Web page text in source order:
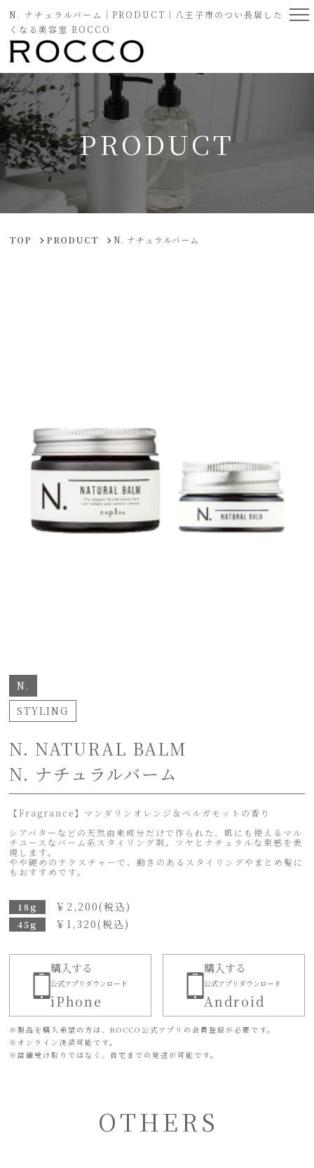
N. ナチュラルバーム｜PRODUCT｜八王子市のつい長居した
くなる美容室 ROCCO
PRODUCT
TOP PRODUCT N. ナチュラルバーム
N.
STYLING
N. NATURAL BALM
N. ナチュラルバーム
【Fragrance】マンダリンオレンジ＆ベルガモットの香り
シアバターなどの天然由来成分だけで作られた、肌にも使えるマル
チユースなバーム系スタイリング剤。ツヤとナチュラルな束感を表
現します。
やや硬めのテクスチャーで、動きのあるスタイリングやまとめ髪に
もおすすめです。
18g ￥ 2,200(税込)
45g ￥ 1,320(税込)
購入する
公式アプリダウンロード
iPhone
購入する
公式アプリダウンロード
Android
※製品を購入希望の方は、ROCCO公式アプリの会員登録が必要です。
※ オンライン決済可能です。
※店舗受け取りではなく、自宅までの発送が可能です。
OTHERS